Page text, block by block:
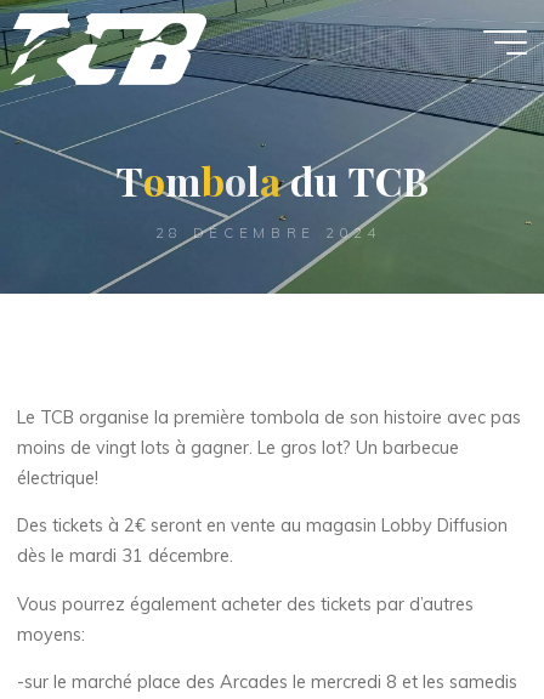
Aller
au
contenu
To
ombola
adu TCB
28 DÉCEMBRE 2024
Le TCB organise la première tombola de son histoire avec pas
moins de vingt lots à gagner. Le gros lot? Un barbecue
électrique!
Des tickets à 2€ seront en vente au magasin Lobby Diffusion
dès le mardi 31 décembre.
Vous pourrez également acheter des tickets par d’autres
moyens:
-sur le marché place des Arcades le mercredi 8 et les samedis